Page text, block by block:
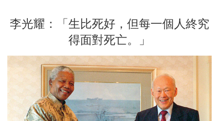
李光耀：「生比死好，但每一個人終究
得面對死亡。」